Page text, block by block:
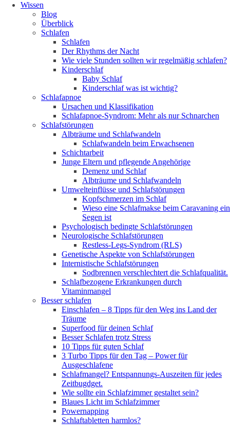
Wissen
Blog
Überblick
Schlafen
Schlafen
Der Rhythms der Nacht
Wie viele Stunden sollten wir regelmäßig schlafen?
Kinderschlaf
Baby Schlaf
Kinderschlaf was ist wichtig?
Schlafapnoe
Ursachen und Klassifikation
Schlafapnoe-Syndrom: Mehr als nur Schnarchen
Schlafstörungen
Albträume und Schlafwandeln
Schlafwandeln beim Erwachsenen
Schichtarbeit
Junge Eltern und pflegende Angehörige
Demenz und Schlaf
Albträume und Schlafwandeln
Umwelteinflüsse und Schlafstörungen
Kopfschmerzen im Schlaf
Wieso eine Schlafmakse beim Caravaning ein
Segen ist
Psychologisch bedingte Schlafstörungen
Neurologische Schlafstörungen
Restless-Legs-Syndrom (RLS)
Genetische Aspekte von Schlafstörungen
Internistische Schlafstörungen
Sodbrennen verschlechtert die Schlafqualität.
Schlafbezogene Erkrankungen durch
Vitaminmangel
Besser schlafen
Einschlafen – 8 Tipps für den Weg ins Land der
Träume
Superfood für deinen Schlaf
Besser Schlafen trotz Stress
10 Tipps für guten Schlaf
3 Turbo Tipps für den Tag – Power für
Ausgeschlafene
Schlafmangel? Entspannungs-Auszeiten für jedes
Zeitbugdget.
Wie sollte ein Schlafzimmer gestaltet sein?
Blaues Licht im Schlafzimmer
Powernapping
Schlaftabletten harmlos?